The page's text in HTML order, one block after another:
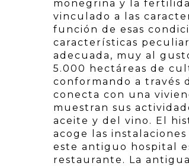
monegrina y la
vinculado a las
función de esas
características
adecuada, muy al
5.000 hectáreas de
conformando a través
conecta con una
muestran sus
aceite y del vino. El
acoge las
este antiguo hospital
restaurante. La